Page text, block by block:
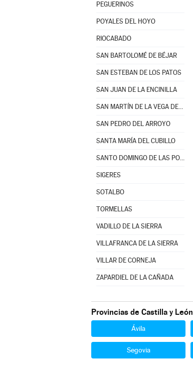
PEGUERINOS
POYALES DEL HOYO
RIOCABADO
SAN BARTOLOMÉ DE BÉJAR
SAN ESTEBAN DE LOS PATOS
SAN JUAN DE LA ENCINILLA
SAN MARTÍN DE LA VEGA DEL ALBERCHE
SAN PEDRO DEL ARROYO
SANTA MARÍA DEL CUBILLO
SANTO DOMINGO DE LAS POSADAS
SIGERES
SOTALBO
TORMELLAS
VADILLO DE LA SIERRA
VILLAFRANCA DE LA SIERRA
VILLAR DE CORNEJA
ZAPARDIEL DE LA CAÑADA
Provincias de Castilla y León
Ávila
Segovia